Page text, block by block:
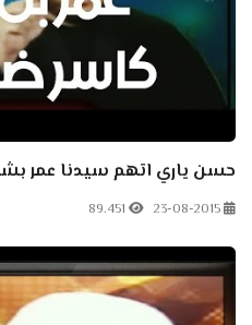
حسن ياري اتهم سيدنا عمر
23-08-2015
89.451